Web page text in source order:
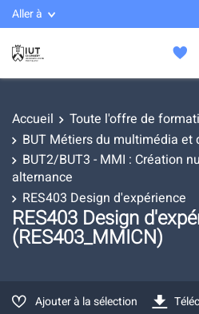
Aller à
Accueil Toute l'offre de
BUT Métiers du multimédia et
BUT2/BUT3 - MMI : Création
alternance
RES403 Design d'expérience
RES403 Design
(RES403_MMICN)
Ajouter à la sélection